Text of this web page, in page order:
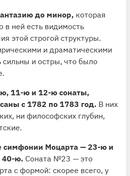
до минор, которая
в ней есть видимость
этой строгой структуры.
и драматическими
сильны и остры, что было
11-ю и 12-ю сонаты,
с 1782 по 1783 год. В них
ни философских глубин,
симфонии Моцарта — 23-ю и
40-ю. Соната №23 — это
с формой: скорее всего, у